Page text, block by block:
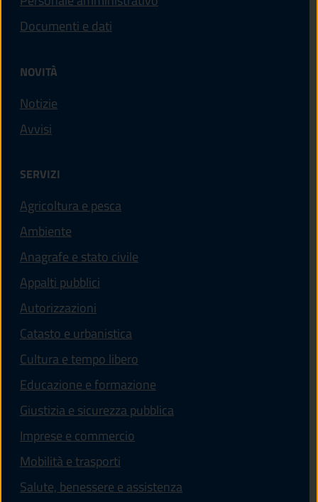
Documenti e dati
NOVITÀ
Notizie
Avvisi
SERVIZI
Agricoltura e pesca
Ambiente
Anagrafe e stato civile
Appalti pubblici
Autorizzazioni
Catasto e urbanistica
Cultura e tempo libero
Educazione e formazione
Giustizia e sicurezza pubblica
Imprese e commercio
Mobilità e trasporti
Salute, benessere e assistenza